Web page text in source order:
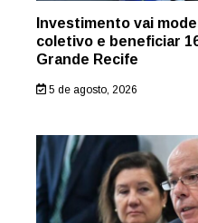
Investimento vai
coletivo e beneficiar
Grande Recife
5 de agosto, 2026